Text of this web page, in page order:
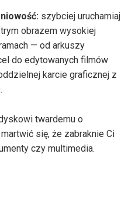
szybciej uruchamiaj
obrazem wysokiej
— od arkuszy
do edytowanych filmów
karcie graficznej z
twardemu o
się, że zabraknie Ci
czy multimedia.